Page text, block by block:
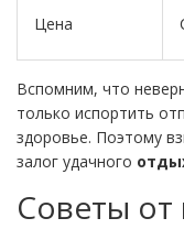
Цена
Вспомним, что
только испортить
здоровье. Поэтому
залог удачного
Советы от